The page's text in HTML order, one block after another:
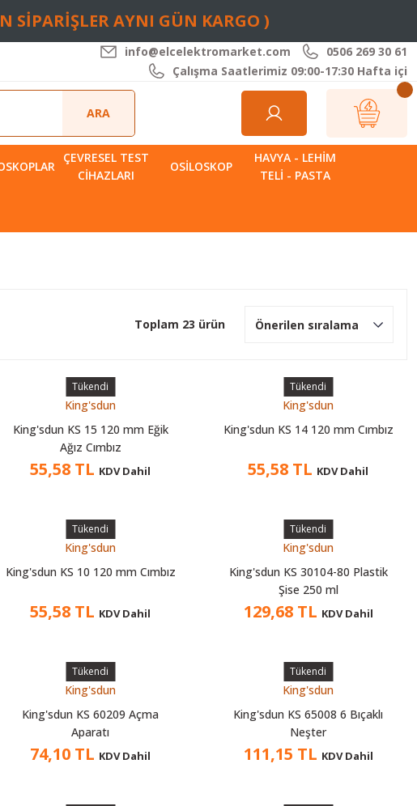
SİPARİŞLER AYNI GÜN KARGO )
info@elcelektromarket.com
0506 269 30 61
Çalışma Saatlerimiz 09:00-17:30 Hafta içi
ARA
ÇEVRESEL TEST
CIHAZLARI
OSILOSKOP
HAVYA - LEHIM
TELI - PASTA
Toplam 23 ürün
Tükendi
King'sdun
King'sdun KS 15 120 mm Eğik
Ağız Cımbız
55,58 TL KDV Dahil
Tükendi
King'sdun
King'sdun KS 14 120 mm Cımbız
55,58 TL KDV Dahil
Tükendi
King'sdun
King'sdun KS 10 120 mm Cımbız
55,58 TL KDV Dahil
Tükendi
King'sdun
King'sdun KS 30104-80 Plastik
Şise 250 ml
129,68 TL KDV Dahil
Tükendi
King'sdun
King'sdun KS 60209 Açma
Aparatı
74,10 TL KDV Dahil
Tükendi
King'sdun
King'sdun KS 65008 6 Bıçaklı
Neşter
111,15 TL KDV Dahil